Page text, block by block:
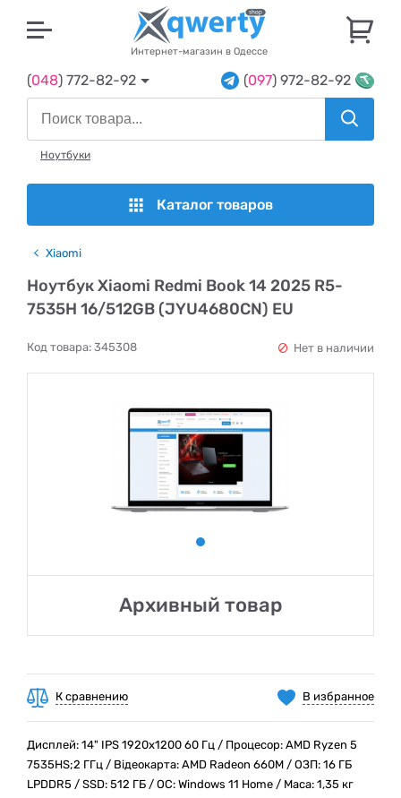
Интернет-магазин в Одессе
(048) 772-82-92 (097) 972-82-92
Ноутбуки
Каталог товаров
Xiaomi
Ноутбук Xiaomi Redmi Book 14 2025 R5-
7535H 16/512GB (JYU4680CN) EU
Код товара: 345308 Нет в наличии
Архивный товар
В избранное
К сравнению
Дисплей: 14" IPS 1920x1200 60 Гц / Процесор: AMD Ryzen 5
7535HS;2 ГГц / Відеокарта: AMD Radeon 660M / ОЗП: 16 ГБ
LPDDR5 / SSD: 512 ГБ / ОС: Windows 11 Home / Маса: 1,35 кг